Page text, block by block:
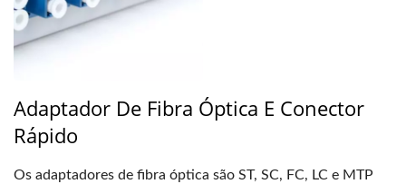
Adaptador De Fibra Óptica E Conector
Rápido
Os adaptadores de fibra óptica são ST, SC, FC, LC e MTP